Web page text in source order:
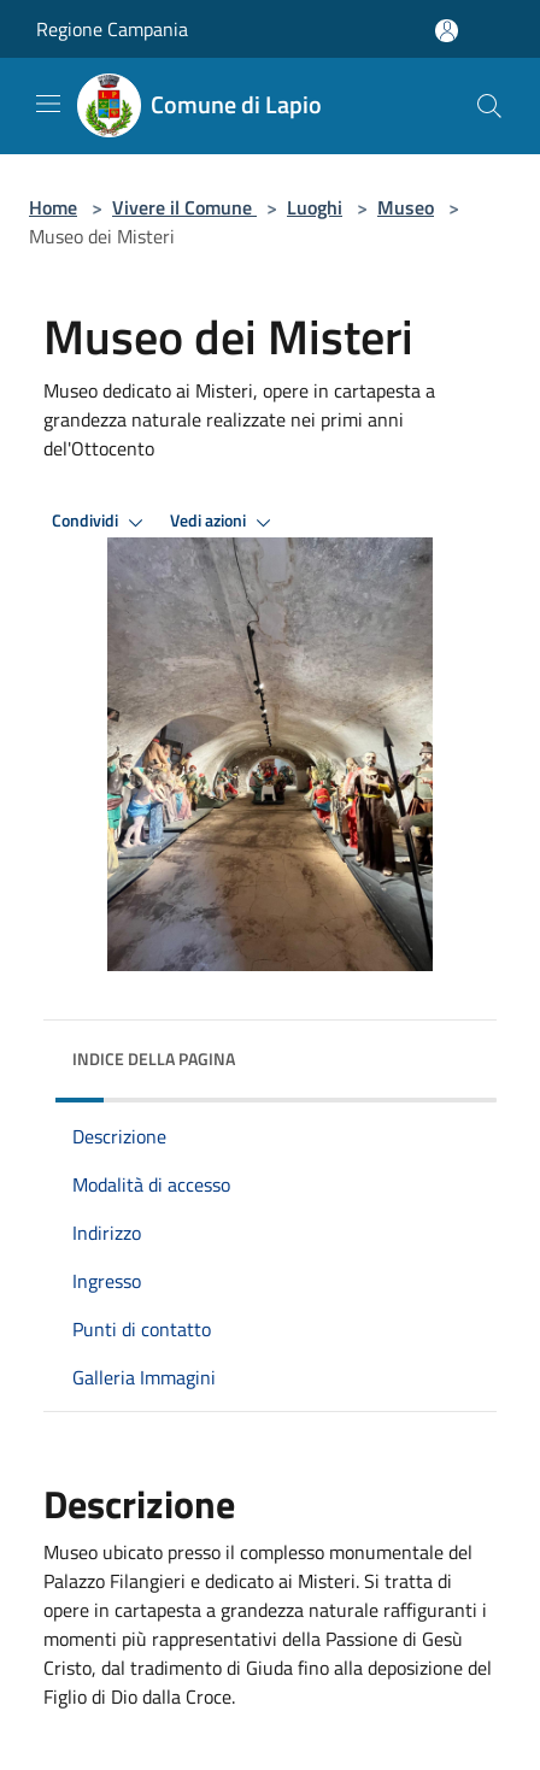
Regione Campania
Comune di Lapio
Home > Vivere il Comune > Luoghi > Museo >
Museo dei Misteri
Museo dei Misteri
Museo dedicato ai Misteri, opere in cartapesta a
grandezza naturale realizzate nei primi anni
del'Ottocento
Condividi Vedi azioni
INDICE DELLA PAGINA
Descrizione
Modalità di accesso
Indirizzo
Ingresso
Punti di contatto
Galleria Immagini
Descrizione
Museo ubicato presso il complesso monumentale del
Palazzo Filangieri e dedicato ai Misteri. Si tratta di
opere in cartapesta a grandezza naturale raffiguranti i
momenti più rappresentativi della Passione di Gesù
Cristo, dal tradimento di Giuda fino alla deposizione del
Figlio di Dio dalla Croce.